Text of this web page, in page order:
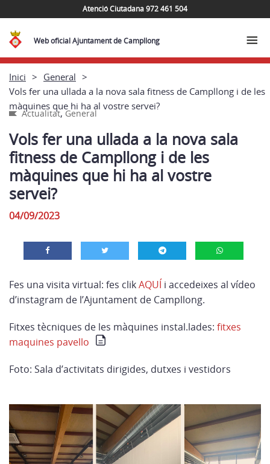
Atenció Ciutadana 972 461 504
Web oficial Ajuntament de Campllong
Inici
General
Vols fer una ullada a la nova sala fitness de Campllong i de les
màquines que hi ha al vostre servei?
Actualitat,General
Vols fer una ullada a la nova sala
fitness de Campllong i de les
màquines que hi ha al vostre
servei?
04/09/2023
Fes una visita virtual: fes clikAQUÍ i accedeixes al vídeo
d’instagram de l’Ajuntament de Campllong.
Fitxes tècniques de les màquines instal.lades: fitxes
maquines pavello
Foto: Sala d’activitats dirigides, dutxes i vestidors